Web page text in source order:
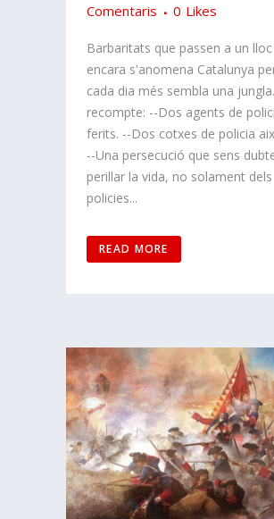
Comentaris
0 Likes
Barbaritats que passen a un
encara s'anomena Catalunya
cada dia més sembla una
recompte: --Dos agents de
ferits. --Dos cotxes de policia
--Una persecució que sens
perillar la vida, no solament dels
policies...
READ MORE